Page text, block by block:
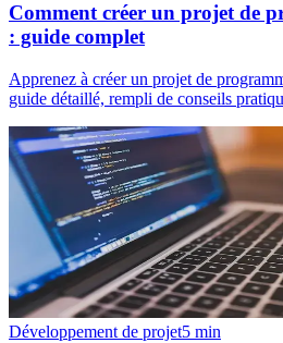
Comment créer un projet de
: guide complet
Apprenez à créer un projet de
guide détaillé, rempli de conseils
Développement de projet5 min